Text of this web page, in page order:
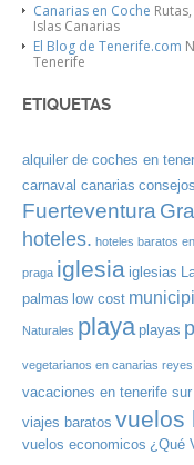
Canarias en Coche
Islas Canarias
El Blog de Tenerife.com
Tenerife
ETIQUETAS
alquiler de coches en
carnaval canarias
Fuerteventura
hoteles. hoteles baratos
praga iglesia iglesias
palmas low cost
Naturales playa playas
vegetarianos en canarias reyes
vacaciones en tenerife sur
viajes baratos vuelos
vuelos economicos ¿Qué